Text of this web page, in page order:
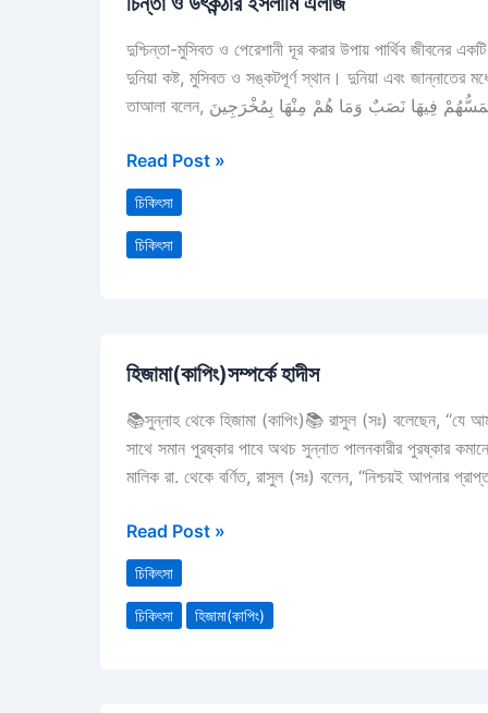
দুশ্চিন্তা-মুসিবত ও পেরেশানী দূর করার উপায় পার্থিব জীবনের
দুনিয়া কষ্ট, মুসিবত ও সঙ্কটপূর্ণ স্থান। দুনিয়া এবং জান্নাতের
ও
ইসলামি
এলাজ
Read Post »
চিকিৎসা
চিকিৎসা
হিজামা(কাপিং)সম্পর্কে হাদীস
📚সুন্নাহ থেকে হিজামা (কাপিং)📚 রাসুল (সঃ) বলেছেন, “যে
সাথে সমান পুরষ্কার পাবে অথচ সুন্নাত পালনকারীর পুরষ্কার
মালিক রা. থেকে বর্ণিত, রাসুল (সঃ) বলেন, “নিশ্চয়ই আপনার
হাদীস
Read Post »
চিকিৎসা
চিকিৎসা হিজামা(কাপিং)